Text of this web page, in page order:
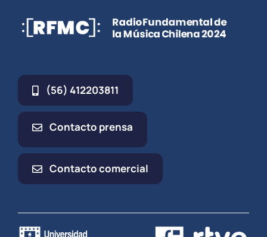
(56) 412203811
Contacto prensa
Contacto comercial